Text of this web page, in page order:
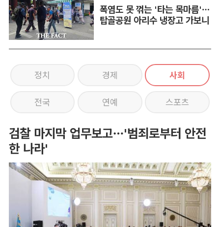
폭염도 못 꺾는 '타는 목마름'…
탑골공원 아리수 냉장고 가보니
정치 경제 사회
전국 연예 스포츠
검찰 마지막 업무보고…'범죄로부터 안전
한 나라'